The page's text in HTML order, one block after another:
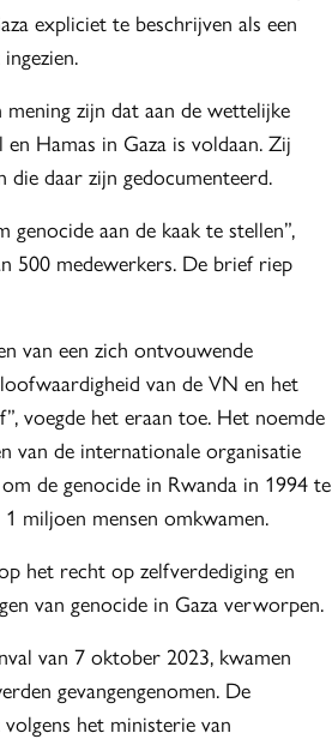
expliciet te beschrijven als een
zijn dat aan de wettelijke
Hamas in Gaza is voldaan. Zij
die daar zijn gedocumenteerd.
aan de kaak te stellen”,
500 medewerkers. De brief riep
van een zich ontvouwende
van de VN en het
voegde het eraan toe. Het noemde
van de internationale organisatie
de genocide in Rwanda in 1994 te
miljoen mensen omkwamen.
het recht op zelfverdediging en
van genocide in Gaza verworpen.
van 7 oktober 2023, kwamen
gevangengenomen. De
het ministerie van